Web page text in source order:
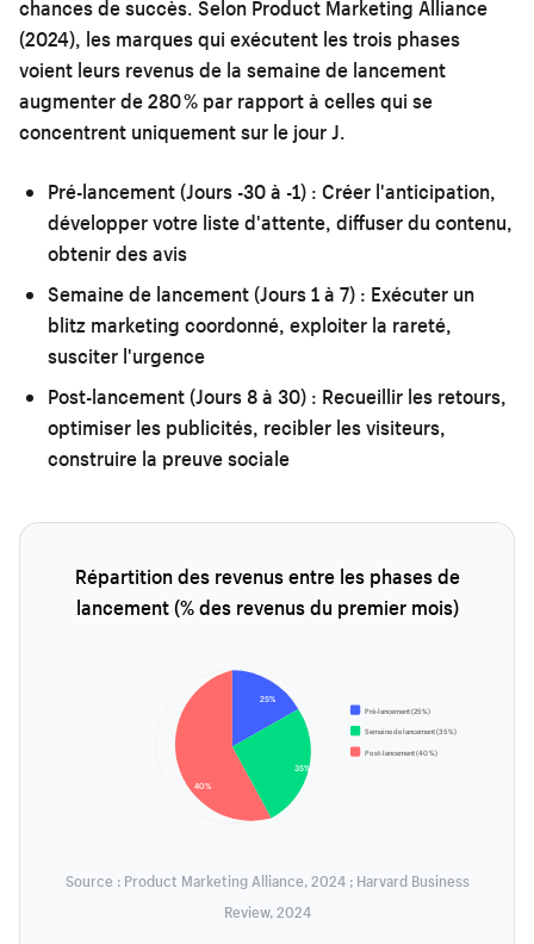
chances de succès. Selon Product Marketing Alliance
(2024), les marques qui exécutent les trois phases
voient leurs revenus de la semaine de lancement
augmenter de 280 % par rapport à celles qui se
concentrent uniquement sur le jour J.
Pré-lancement (Jours -30 à -1) : Créer l'anticipation,
développer votre liste d'attente, diffuser du contenu,
obtenir des avis
Semaine de lancement (Jours 1 à 7) : Exécuter un
blitz marketing coordonné, exploiter la rareté,
susciter l'urgence
Post-lancement (Jours 8 à 30) : Recueillir les retours,
optimiser les publicités, recibler les visiteurs,
construire la preuve sociale
Répartition des revenus entre les phases de
lancement (% des revenus du premier mois)
25%
35%
40%
Pré-lancement (25 %)
Semaine de lancement (35 %)
Post-lancement (40 %)
Source : Product Marketing Alliance, 2024 ; Harvard Business
Review, 2024